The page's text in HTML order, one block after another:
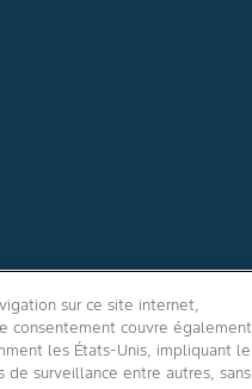
Suivez-nous
sur ce site internet,
consentement couvre également
les États-Unis, impliquant le
surveillance entre autres, sans